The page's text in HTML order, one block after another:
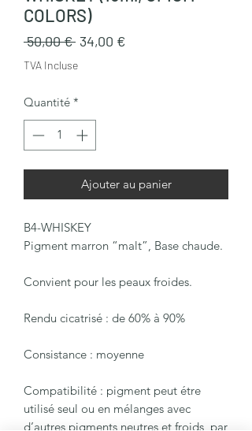
COLORS)
50,00 € Prix
original
34,00 €Prix
TVA Incluse
Quantité *
Ajouter au panier
B4-WHISKEY
Pigment marron “malt”, Base chaude.
Convient pour les peaux froides.
Rendu cicatrisé : de 60% à 90%
Consistance : moyenne
Compatibilité : pigment peut étre
utilisé seul ou en mélanges avec
d’autres pigments neutres et froids, par